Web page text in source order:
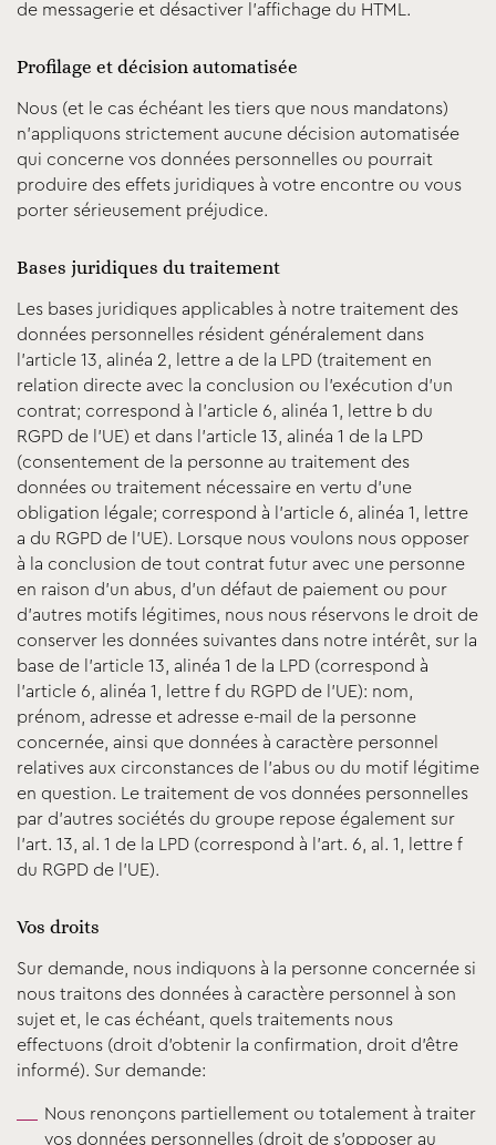
de messagerie et désactiver l’affichage du HTML.
Profilage et décision automatisée
Nous (et le cas échéant les tiers que nous mandatons)
n’appliquons strictement aucune décision automatisée
qui concerne vos données personnelles ou pourrait
produire des effets juridiques à votre encontre ou vous
porter sérieusement préjudice.
Bases juridiques du traitement
Les bases juridiques applicables à notre traitement des
données personnelles résident généralement dans
l’article 13, alinéa 2, lettre a de la LPD (traitement en
relation directe avec la conclusion ou l’exécution d’un
contrat; correspond à l’article 6, alinéa 1, lettre b du
RGPD de l’UE) et dans l’article 13, alinéa 1 de la LPD
(consentement de la personne au traitement des
données ou traitement nécessaire en vertu d’une
obligation légale; correspond à l’article 6, alinéa 1, lettre
a du RGPD de l’UE). Lorsque nous voulons nous opposer
à la conclusion de tout contrat futur avec une personne
en raison d’un abus, d’un défaut de paiement ou pour
d’autres motifs légitimes, nous nous réservons le droit de
conserver les données suivantes dans notre intérêt, sur la
base de l’article 13, alinéa 1 de la LPD (correspond à
l’article 6, alinéa 1, lettre f du RGPD de l’UE): nom,
prénom, adresse et adresse e-mail de la personne
concernée, ainsi que données à caractère personnel
relatives aux circonstances de l’abus ou du motif légitime
en question. Le traitement de vos données personnelles
par d’autres sociétés du groupe repose également sur
l’art. 13, al. 1 de la LPD (correspond à l’art. 6, al. 1, lettre f
du RGPD de l’UE).
Vos droits
Sur demande, nous indiquons à la personne concernée si
nous traitons des données à caractère personnel à son
sujet et, le cas échéant, quels traitements nous
effectuons (droit d’obtenir la confirmation, droit d’être
informé). Sur demande:
Nous renonçons partiellement ou totalement à traiter
vos données personnelles (droit de s’opposer au